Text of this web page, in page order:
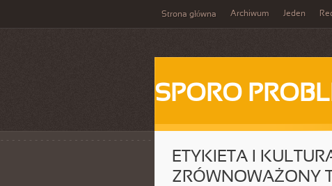
Strona główna Archiwum Jeden
SPORO
ETYKIETA I
ZRÓWNOWAŻONY